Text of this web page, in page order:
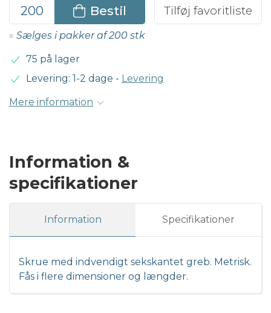
Bestil
Sælges i pakker af 200 stk
Tilføj favoritliste
75 på lager
Levering: 1-2 dage - Levering
Mere information
Information &
specifikationer
Information Specifikationer
Skrue med indvendigt sekskantet greb. Metrisk.
Fås i flere dimensioner og længder.